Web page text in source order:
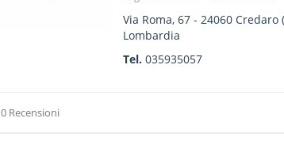
Via Roma, 67 -24060 Credaro
Lombardia
Tel.035935057
0 Recensioni